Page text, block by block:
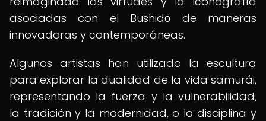
asociadas con el Bushidō de maneras
innovadoras y contemporáneas.
Algunos artistas han utilizado la escultura
para explorar la dualidad de la vida samurái,
representando la fuerza y la vulnerabilidad,
la tradición y la modernidad, o la disciplina y